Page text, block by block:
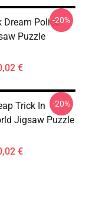
Dream Police
Puzzle
€
-20%
Trick In
Jigsaw Puzzle
€
-20%